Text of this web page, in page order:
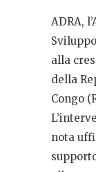
ADRA,
alla
della
Congo
nota